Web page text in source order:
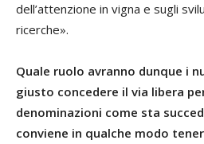
dell’attenzione in vigna e sugli
ricerche».
Quale ruolo avranno dunque i
giusto concedere il via libera
denominazioni come sta
conviene in qualche modo